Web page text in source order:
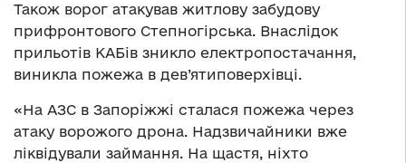
Також ворог атакував житлову забудову
прифронтового Степногірська. Внаслідок
прильотів КАБів зникло електропостачання,
виникла пожежа в дев’ятиповерхівці.
«На АЗС в Запоріжжі сталася пожежа через
атаку ворожого дрона. Надзвичайники вже
ліквідували займання. На щастя, ніхто